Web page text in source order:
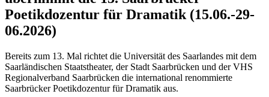
Poetikdozentur für Dramatik (15.06.-29-
06.2026)
Bereits zum 13. Mal richtet die Universität des Saarlandes mit dem
Saarländischen Staatstheater, der Stadt Saarbrücken und der VHS
Regionalverband Saarbrücken die international renommierte
Saarbrücker Poetikdozentur für Dramatik aus.